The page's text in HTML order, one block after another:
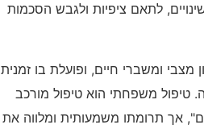
לתאם ציפיות ולגבש הסכמות
מצבי ומשברי חיים, ופועלת בו זמנית
משפחתי הוא טיפול מורכב
אך תרומתו משמעותית ומלווה את